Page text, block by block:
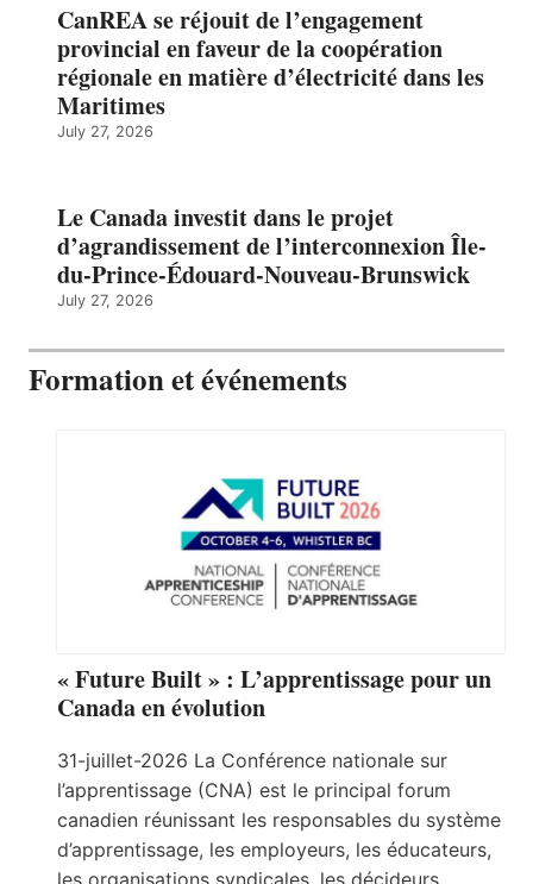
CanREA se réjouit de l’engagement
provincial en faveur de la coopération
régionale en matière d’électricité dans les
Maritimes
July 27, 2026
Le Canada investit dans le projet
d’agrandissement de l’interconnexion Île-
du-Prince-Édouard-Nouveau-Brunswick
July 27, 2026
Formation et événements
« Future Built » : L’apprentissage pour un
Canada en évolution
31-juillet-2026 La Conférence nationale sur
l’apprentissage (CNA) est le principal forum
canadien réunissant les responsables du système
d’apprentissage, les employeurs, les éducateurs,
les organisations syndicales, les décideurs